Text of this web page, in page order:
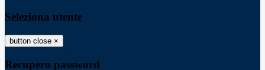
Seleziona utente
button close ×
Recupero password